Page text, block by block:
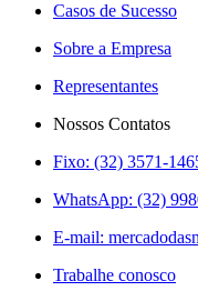
Casos de Sucesso
Sobre a Empresa
Representantes
Nossos Contatos
Fixo: (32) 3571-
WhatsApp: (32)
E-mail:
Trabalhe conosco